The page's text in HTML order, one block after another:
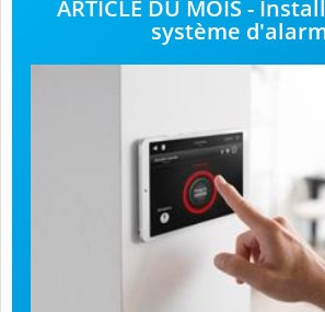
ARTICLE DU MOIS -
système